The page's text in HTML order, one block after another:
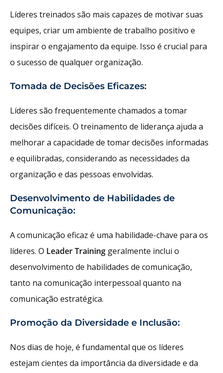
Líderes treinados são mais capazes de motivar suas
equipes, criar um ambiente de trabalho positivo e
inspirar o engajamento da equipe. Isso é crucial para
o sucesso de qualquer organização.
Tomada de Decisões Eficazes:
Líderes são frequentemente chamados a tomar
decisões difíceis. O treinamento de liderança ajuda a
melhorar a capacidade de tomar decisões informadas
e equilibradas, considerando as necessidades da
organização e das pessoas envolvidas.
Desenvolvimento de Habilidades de
Comunicação:
A comunicação eficaz é uma habilidade-chave para os
líderes. O Leader Training geralmente inclui o
desenvolvimento de habilidades de comunicação,
tanto na comunicação interpessoal quanto na
comunicação estratégica.
Promoção da Diversidade e Inclusão:
Nos dias de hoje, é fundamental que os líderes
estejam cientes da importância da diversidade e da